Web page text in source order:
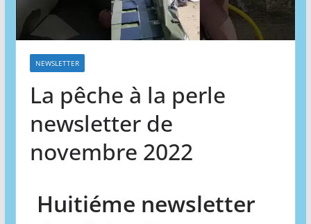
NEWSLETTER
La pêche à la perle
newsletter de
novembre 2022
Huitiéme newsletter